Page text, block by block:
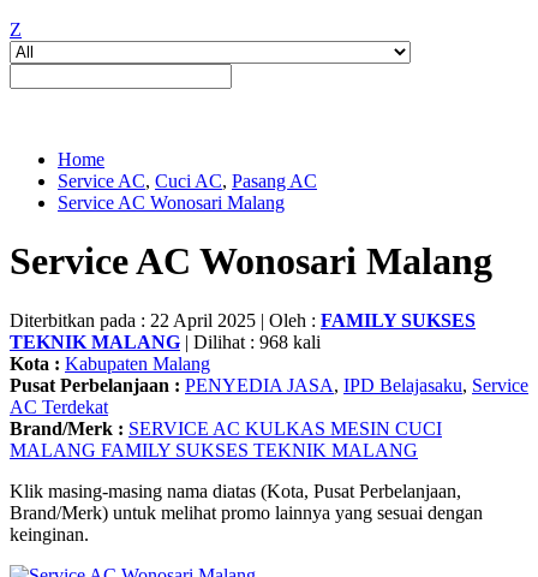
Z
Home
Service AC, Cuci AC, Pasang AC
Service AC Wonosari Malang
Service AC Wonosari Malang
Diterbitkan pada : 22 April 2025 | Oleh : FAMILY SUKSES
TEKNIK MALANG | Dilihat : 968 kali
Kota : Kabupaten Malang
Pusat Perbelanjaan : PENYEDIA JASA, IPD Belajasaku, Service
AC Terdekat
Brand/Merk : SERVICE AC KULKAS MESIN CUCI
MALANG FAMILY SUKSES TEKNIK MALANG
Klik masing-masing nama diatas (Kota, Pusat Perbelanjaan,
Brand/Merk) untuk melihat promo lainnya yang sesuai dengan
keinginan.